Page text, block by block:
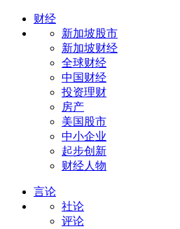
财经
新加坡股市
新加坡财经
全球财经
中国财经
投资理财
房产
美国股市
中小企业
起步创新
财经人物
言论
社论
评论